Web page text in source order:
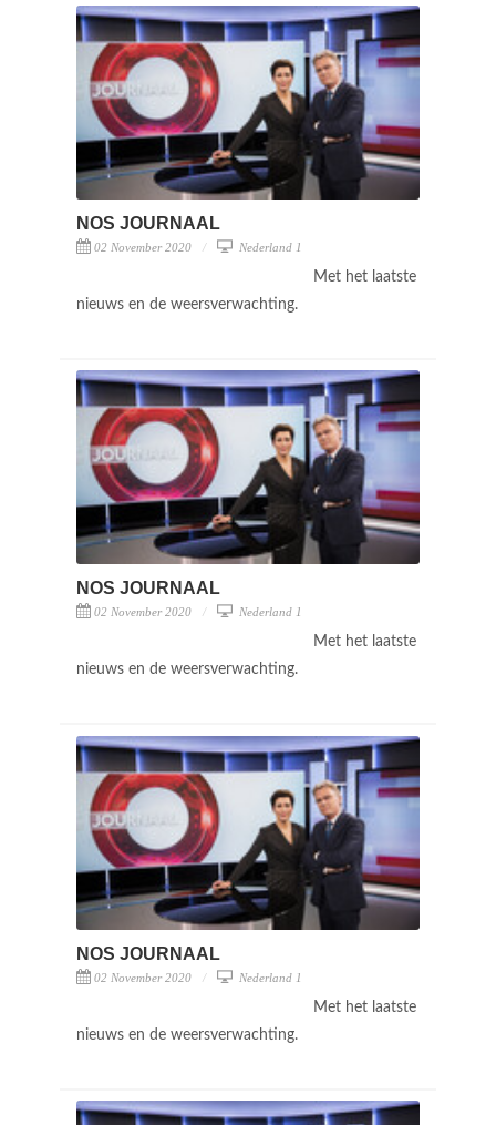
NOS JOURNAAL
02 November 2020 Nederland 1
Met het laatste
nieuws en de weersverwachting.
NOS JOURNAAL
02 November 2020 Nederland 1
Met het laatste
nieuws en de weersverwachting.
NOS JOURNAAL
02 November 2020 Nederland 1
Met het laatste
nieuws en de weersverwachting.